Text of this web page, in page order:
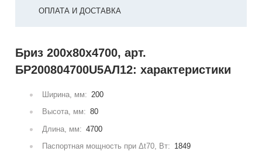
ОПЛАТА И ДОСТАВКА
Бриз 200х80х4700, арт.
БР200804700U5АЛ12: характеристики
Ширина, мм: 200
Высота, мм: 80
Длина, мм: 4700
Паспортная мощность при Δt70, Вт: 1849